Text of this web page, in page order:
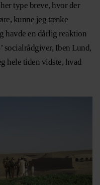
type breve, hvor der
kunne jeg tænke
havde en dårlig reaktion
socialrådgiver, Iben Lund,
hele tiden vidste, hvad